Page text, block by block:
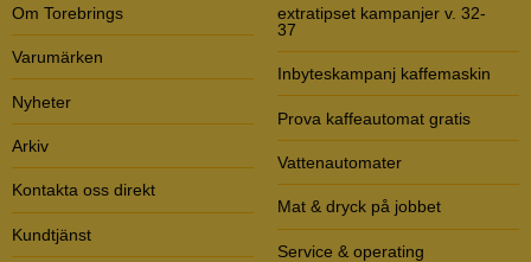
Om Torebrings
Varumärken
Nyheter
Arkiv
Kontakta oss direkt
Kundtjänst
extratipset kampanjer v. 32-
37
Inbyteskampanj kaffemaskin
Prova kaffeautomat gratis
Vattenautomater
Mat & dryck på jobbet
Service & operating